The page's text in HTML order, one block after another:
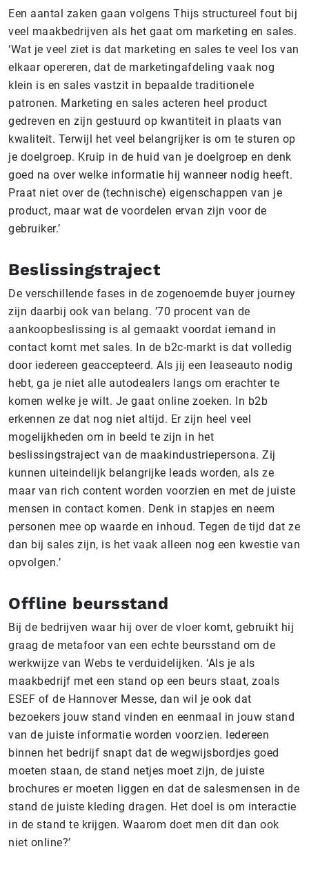
Een aantal zaken gaan volgens Thijs structureel fout bij
veel maakbedrijven als het gaat om marketing en sales.
‘Wat je veel ziet is dat marketing en sales te veel los van
elkaar opereren, dat de marketingafdeling vaak nog
klein is en sales vastzit in bepaalde traditionele
patronen. Marketing en sales acteren heel product
gedreven en zijn gestuurd op kwantiteit in plaats van
kwaliteit. Terwijl het veel belangrijker is om te sturen op
je doelgroep. Kruip in de huid van je doelgroep en denk
goed na over welke informatie hij wanneer nodig heeft.
Praat niet over de (technische) eigenschappen van je
product, maar wat de voordelen ervan zijn voor de
gebruiker.’
Beslissingstraject
De verschillende fases in de zogenoemde buyer journey
zijn daarbij ook van belang. ’70 procent van de
aankoopbeslissing is al gemaakt voordat iemand in
contact komt met sales. In de b2c-markt is dat volledig
door iedereen geaccepteerd. Als jij een leaseauto nodig
hebt, ga je niet alle autodealers langs om erachter te
komen welke je wilt. Je gaat online zoeken. In b2b
erkennen ze dat nog niet altijd. Er zijn heel veel
mogelijkheden om in beeld te zijn in het
beslissingstraject van de maakindustriepersona. Zij
kunnen uiteindelijk belangrijke leads worden, als ze
maar van rich content worden voorzien en met de juiste
mensen in contact komen. Denk in stapjes en neem
personen mee op waarde en inhoud. Tegen de tijd dat ze
dan bij sales zijn, is het vaak alleen nog een kwestie van
opvolgen.’
Offline beursstand
Bij de bedrijven waar hij over de vloer komt, gebruikt hij
graag de metafoor van een echte beursstand om de
werkwijze van Webs te verduidelijken. ‘Als je als
maakbedrijf met een stand op een beurs staat, zoals
ESEF of de Hannover Messe, dan wil je ook dat
bezoekers jouw stand vinden en eenmaal in jouw stand
van de juiste informatie worden voorzien. Iedereen
binnen het bedrijf snapt dat de wegwijsbordjes goed
moeten staan, de stand netjes moet zijn, de juiste
brochures er moeten liggen en dat de salesmensen in de
stand de juiste kleding dragen. Het doel is om interactie
in de stand te krijgen. Waarom doet men dit dan ook
niet online?’